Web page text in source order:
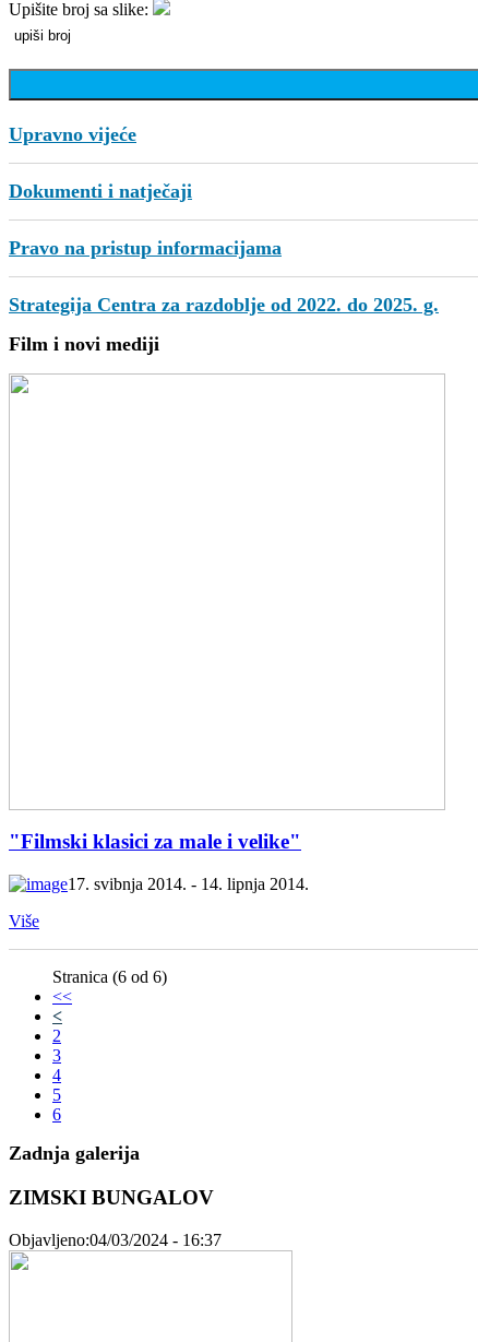
Upišite broj sa slike:
Upravno vijeće
Dokumenti i natječaji
Pravo na pristup informacijama
Strategija Centra za razdoblje od 2022. do 2025. g.
Film i novi mediji
"Filmski klasici za male i velike"
17. svibnja 2014. - 14. lipnja 2014.
Više
Stranica (6 od 6)
<<
<
2
3
4
5
6
Zadnja galerija
ZIMSKI BUNGALOV
Objavljeno:04/03/2024 - 16:37